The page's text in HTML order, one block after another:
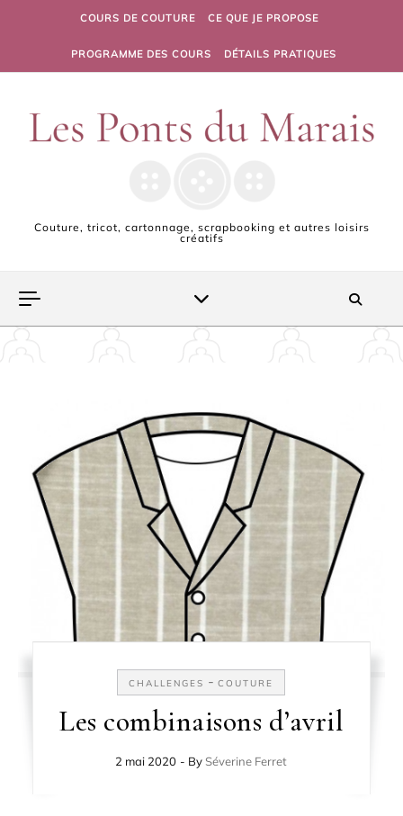
Skip to contentCOURS DE COUTURE CE QUE JE PROPOSE
PROGRAMME DES COURS DÉTAILS PRATIQUES
Couture, tricot, cartonnage, scrapbooking et autres loisirs
créatifs
CHALLENGES -COUTURE
Les combinaisons d’avril
2 mai 2020 - By Séverine Ferret